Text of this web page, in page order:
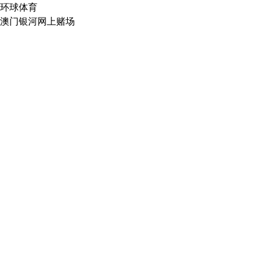
环球体育
澳门银河网上赌场